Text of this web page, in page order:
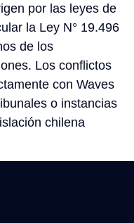
por las leyes de
la Ley N° 19.496
de los
Los conflictos
con Waves
o instancias
chilena